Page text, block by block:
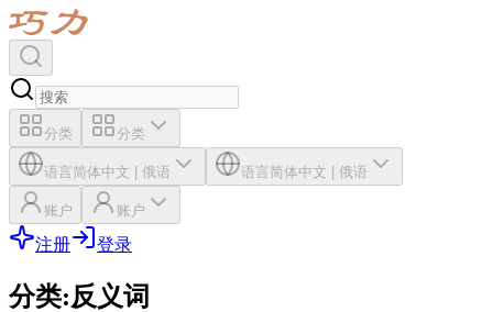
分类 分类
语言简体中文 | 俄语 语言简体中文 | 俄语
账户 账户
注册 登录
分类:反义词